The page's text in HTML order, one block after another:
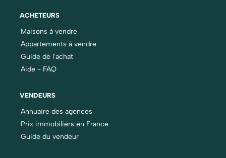
ACHETEURS
Maisons à vendre
Appartements à vendre
Guide de l'achat
Aide - FAQ
VENDEURS
Annuaire des agences
Prix immobiliers en France
Guide du vendeur